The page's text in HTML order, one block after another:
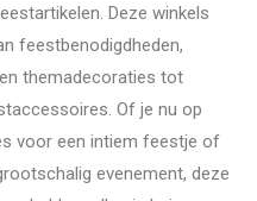
Deze winkels
feestbenodigdheden,
themadecoraties tot
Of je nu op
voor een intiem feestje of
evenement, deze